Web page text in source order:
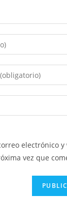
electrónico y
vez que